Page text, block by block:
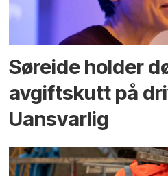
Søreide holder
avgiftskutt på
Uansvarlig